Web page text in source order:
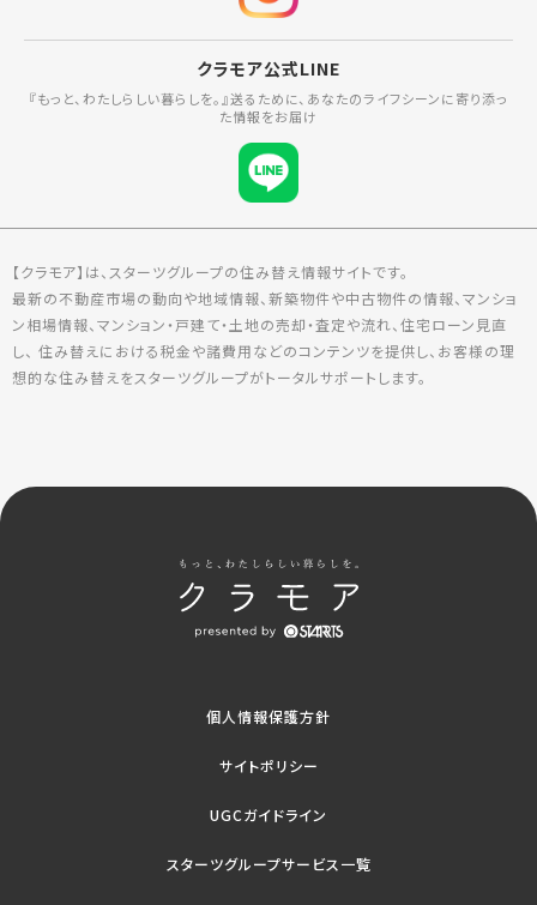
クラモア公式LINE
『もっと、わたしらしい暮らしを。』送るために、あなたのライフシーンに寄り添っ
た情報をお届け
【クラモア】は、スターツグループの住み替え情報サイトです。
最新の不動産市場の動向や地域情報、新築物件や中古物件の情報、マンショ
ン相場情報、マンション・戸建て・土地の売却・査定や流れ、住宅ローン見直
し、 住み替えにおける税金や諸費用などのコンテンツを提供し、お客様の理
想的な住み替えをスターツグループがトータルサポートします。
個人情報保護方針
サイトポリシー
UGCガイドライン
スターツグループサービス一覧